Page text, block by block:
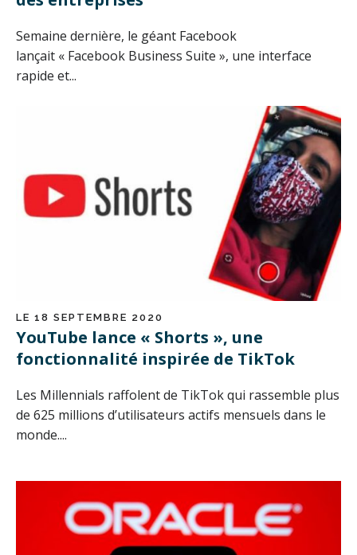
Semaine dernière, le géant Facebook
lançait « Facebook Business Suite », une interface
rapide et...
LE 18 SEPTEMBRE 2020
YouTube lance « Shorts », une
fonctionnalité inspirée de TikTok
Les Millennials raffolent de TikTok qui rassemble plus
de 625 millions d’utilisateurs actifs mensuels dans le
monde....